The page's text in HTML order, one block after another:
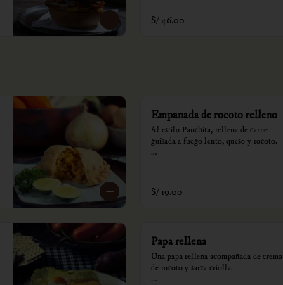
S/ 46.00
Empanada de rocoto relleno
Al estilo Panchita, rellena de carne
guisada a fuego lento, queso y rocoto.
recargo al consumo.
S/ 19.00
Papa rellena
Una papa rellena acompañada de crema
de rocoto y sarza criolla.